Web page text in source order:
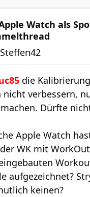
Watch als
Steffen42
die
nicht verbessern,
Dürfte
Apple Watch
WK mit
aufgezeichnet?
keinen?